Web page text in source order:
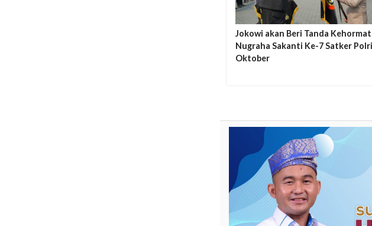
Jokowi akan Beri Tanda
Nugraha Sakanti Ke-7 Satker
Oktober